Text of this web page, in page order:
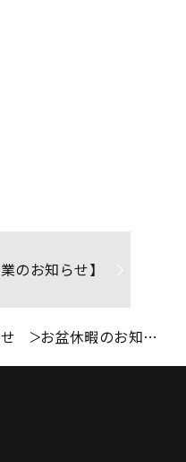
のお知らせ】
お盆休暇のお知らせ